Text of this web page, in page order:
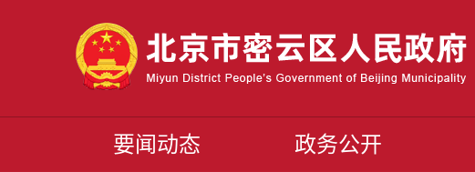
要闻动态 政务公开